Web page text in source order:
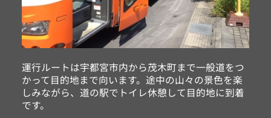
運行ルートは宇都宮市内から茂木町まで一般道をつ
かって目的地まで向います。途中の山々の景色を楽
しみながら、道の駅でトイレ休憩して目的地に到着
です。